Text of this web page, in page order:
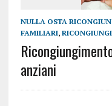
NULLA OSTA
FAMILIARI,
anziani